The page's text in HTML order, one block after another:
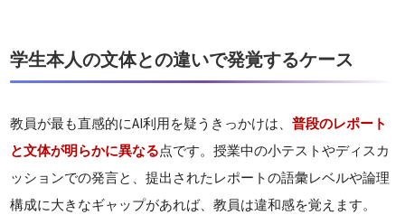
学生本人の文体との違いで発覚するケース
教員が最も直感的にAI利用を疑うきっかけは、普段のレポート
と文体が明らかに異なる点です。授業中の小テストやディスカ
ッションでの発言と、提出されたレポートの語彙レベルや論理
構成に大きなギャップがあれば、教員は違和感を覚えます。